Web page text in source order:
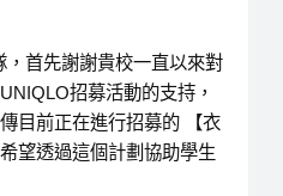
首先謝謝貴校一直以來對
招募活動的支持，
目前正在進行招募的 【衣
望透過這個計劃協助學生